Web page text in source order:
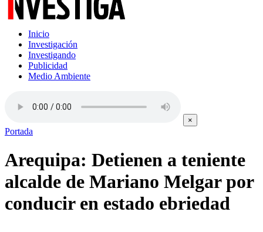
Inicio
Investigación
Investigando
Publicidad
Medio Ambiente
×
Portada
Arequipa: Detienen a teniente
alcalde de Mariano Melgar por
conducir en estado ebriedad